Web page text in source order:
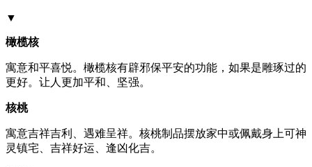
▼
橄榄核
寓意和平喜悦。橄榄核有辟邪保平安的功能，如果是雕琢过的
更好。让人更加平和、坚强。
核桃
寓意吉祥吉利、遇难呈祥。核桃制品摆放家中或佩戴身上可神
灵镇宅、吉祥好运、逢凶化吉。